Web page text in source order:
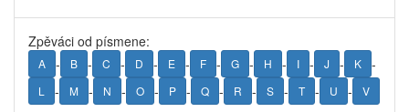
Zpěváci od písmene:
A - B - C - D - E - F - G - H - I - J - K -
L - M - N - O - P - Q - R - S - T - U - V